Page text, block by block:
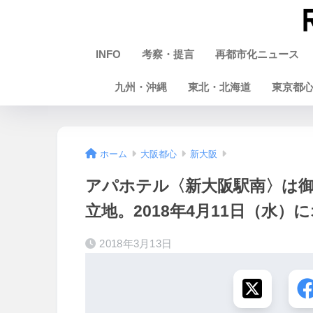
INFO 考察・提言 再都市化ニュース
九州・沖縄 東北・北海道 東京都心
ホーム 大阪都心 新大阪
アパホテル〈新大阪駅南〉は
立地。2018年4月11日（水）
2018年3月13日